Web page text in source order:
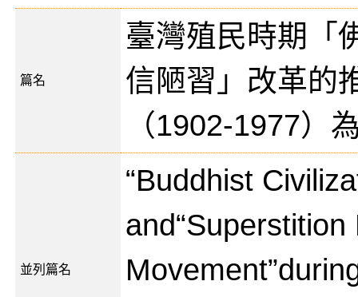
篇名
臺灣殖民時期「
信陋習」改革的
（1902-1977）
並列篇名
“Buddhist
and“Superstition